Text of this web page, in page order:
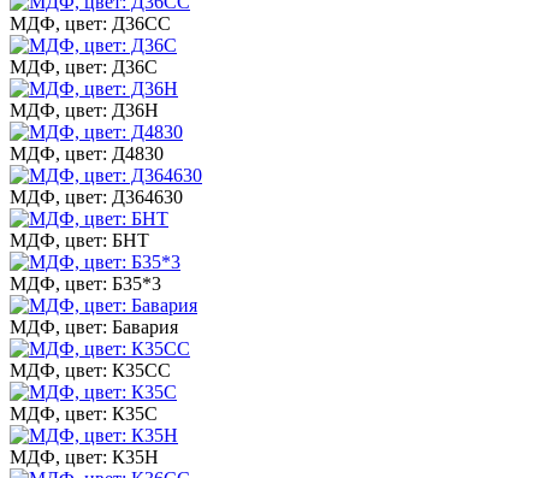
МДФ, цвет: Д36СС
МДФ, цвет: Д36С
МДФ, цвет: Д36Н
МДФ, цвет: Д4830
МДФ, цвет: Д364630
МДФ, цвет: БНТ
МДФ, цвет: Б35*3
МДФ, цвет: Бавария
МДФ, цвет: К35СС
МДФ, цвет: К35С
МДФ, цвет: К35Н